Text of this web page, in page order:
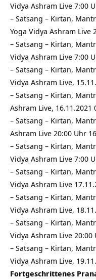
Vidya Ashram Live 7:00
– Satsang – Kirtan,
Yoga Vidya Ashram Live
– Satsang – Kirtan,
Vidya Ashram Live 7:00
– Satsang – Kirtan,
Vidya Ashram Live,
– Satsang – Kirtan,
Ashram Live, 16.11.2021
– Satsang – Kirtan,
Ashram Live 20:00 Uhr
– Satsang – Kirtan,
Vidya Ashram Live 7:00
– Satsang – Kirtan,
Vidya Ashram Live
– Satsang – Kirtan,
Vidya Ashram Live,
– Satsang – Kirtan,
Vidya Ashram Live 20:00
– Satsang – Kirtan,
Vidya Ashram Live,
Fortgeschrittenes